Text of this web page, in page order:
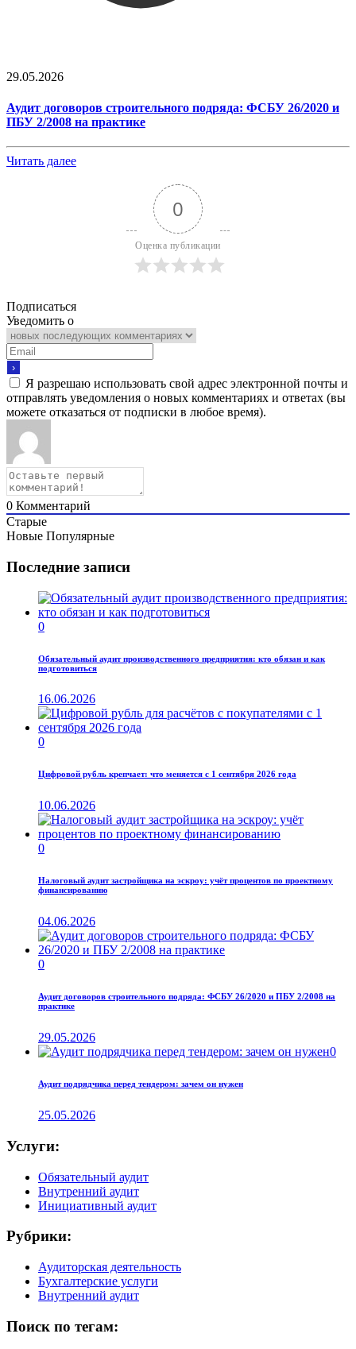
29.05.2026
Аудит договоров строительного подряда: ФСБУ 26/2020 и
ПБУ 2/2008 на практике
Читать далее
0
Оценка публикации
Подписаться
Уведомить о
Я разрешаю использовать свой адрес электронной почты и
отправлять уведомления о новых комментариях и ответах (вы
можете отказаться от подписки в любое время).
0 Комментарий
Старые
Новые Популярные
Последние записи
0
Обязательный аудит производственного предприятия: кто обязан и как
подготовиться
16.06.2026
0
Цифровой рубль крепчает: что меняется с 1 сентября 2026 года
10.06.2026
0
Налоговый аудит застройщика на эскроу: учёт процентов по проектному
финансированию
04.06.2026
0
Аудит договоров строительного подряда: ФСБУ 26/2020 и ПБУ 2/2008 на
практике
29.05.2026
0
Аудит подрядчика перед тендером: зачем он нужен
25.05.2026
Услуги:
Обязательный аудит
Внутренний аудит
Инициативный аудит
Рубрики:
Аудиторская деятельность
Бухгалтерские услуги
Внутренний аудит
Поиск по тегам: